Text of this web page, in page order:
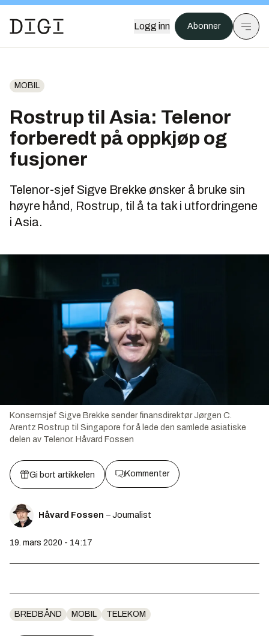
Logg inn Abonner
MOBIL
Rostrup til Asia: Telenor
forberedt på oppkjøp og
fusjoner
Telenor-sjef Sigve Brekke ønsker å bruke sin
høyre hånd, Rostrup, til å ta tak i utfordringene
i Asia.
Konsernsjef Sigve Brekke sender finansdirektør Jørgen C.
Arentz Rostrup til Singapore for å lede den samlede asiatiske
delen av Telenor. Håvard Fossen
Gi bort artikkelen Kommenter
Håvard Fossen – Journalist
19. mars 2020 - 14:17
BREDBÅND MOBIL TELEKOM